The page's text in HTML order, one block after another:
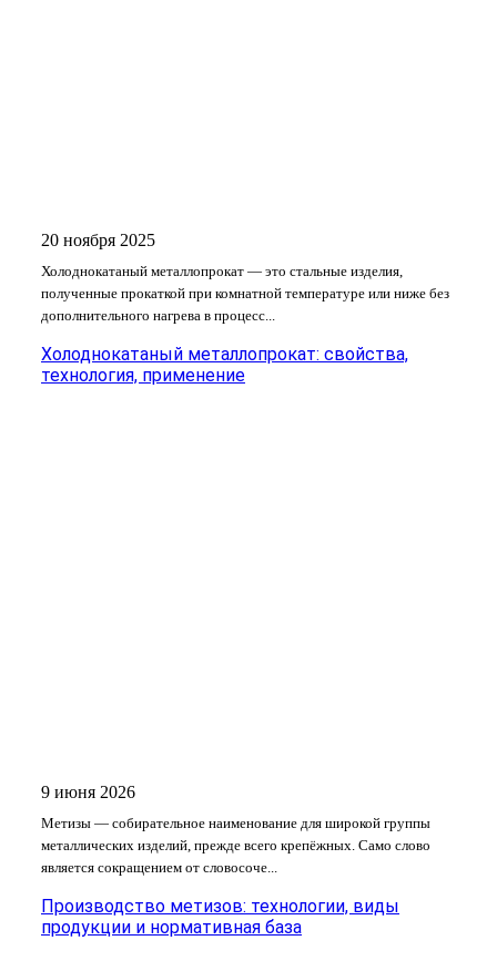
20 ноября 2025
Холоднокатаный металлопрокат — это стальные изделия,
полученные прокаткой при комнатной температуре или ниже без
дополнительного нагрева в процесс...
Холоднокатаный металлопрокат: свойства,
технология, применение
9 июня 2026
Метизы — собирательное наименование для широкой группы
металлических изделий, прежде всего крепёжных. Само слово
является сокращением от словосоче...
Производство метизов: технологии, виды
продукции и нормативная база